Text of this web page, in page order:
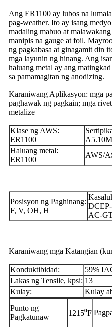
Ang ER1100 ay lubos na
pag-weather. Ito ay isang
madaling mabuo at
manipis na gauge at foil.
ng pagkabasa at ginagamit din
mga layunin ng hinang. Ang
haluang metal ay ang
sa pamamagitan ng anodizing.
Karaniwang Aplikasyon: mga
paghawak ng pagkain; mga
metalize
Klase ng AWS:
ER1100
Haluang metal:
ER1100
AWS/
Posisyon ng Paghinang:
F, V, OH, H
AC-
Karaniwang mga Katangian
Konduktibidad:
59%
Lakas ng Tensile, kpsi: 13
Kulay:
Kulay
Punto ng
Pagkatunaw
1215⁰F